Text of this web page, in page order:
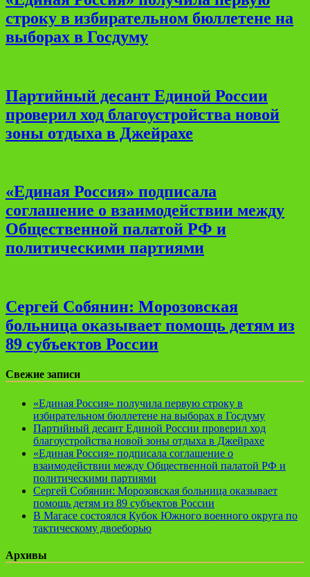
строку в избирательном бюллетене на
выборах в Госдуму
Партийный десант Единой России
проверил ход благоустройства новой
зоны отдыха в Джейрахе
«Единая Россия» подписала
соглашение о взаимодействии между
Общественной палатой РФ и
политическими партиями
Сергей Собянин: Морозовская
больница оказывает помощь детям из
89 субъектов России
Свежие записи
«Единая Россия» получила первую строку в
избирательном бюллетене на выборах в Госдуму
Партийный десант Единой России проверил ход
благоустройства новой зоны отдыха в Джейрахе
«Единая Россия» подписала соглашение о
взаимодействии между Общественной палатой РФ и
политическими партиями
Сергей Собянин: Морозовская больница оказывает
помощь детям из 89 субъектов России
В Магасе состоялся Кубок Южного военного округа по
тактическому двоеборью
Архивы